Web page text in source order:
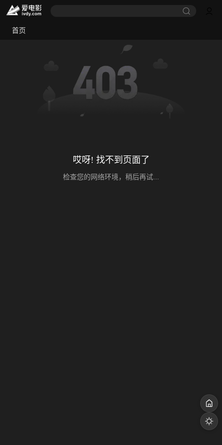
首页
哎呀! 找不到页面了
检查您的网络环境，稍后再试...